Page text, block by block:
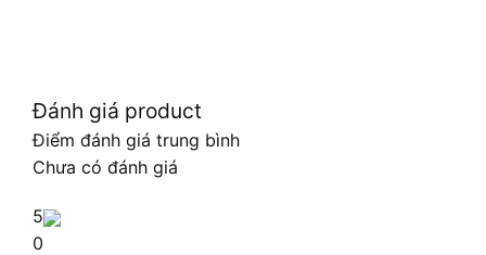
Đánh giá product
Điểm đánh giá trung bình
Chưa có đánh giá
5
0